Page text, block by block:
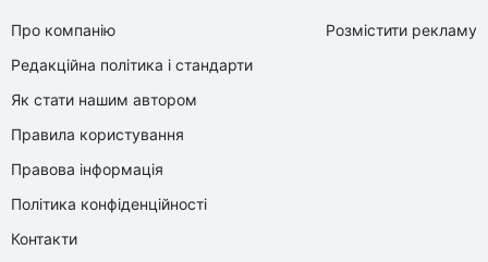
Про компанію
Редакційна політика і стандарти
Як стати нашим автором
Правила користування
Правова інформація
Політика конфіденційності
Контакти
Розмістити рекламу